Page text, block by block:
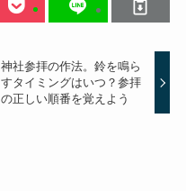
神社参拝の作法。鈴を鳴ら
すタイミングはいつ？参拝
の正しい順番を覚えよう